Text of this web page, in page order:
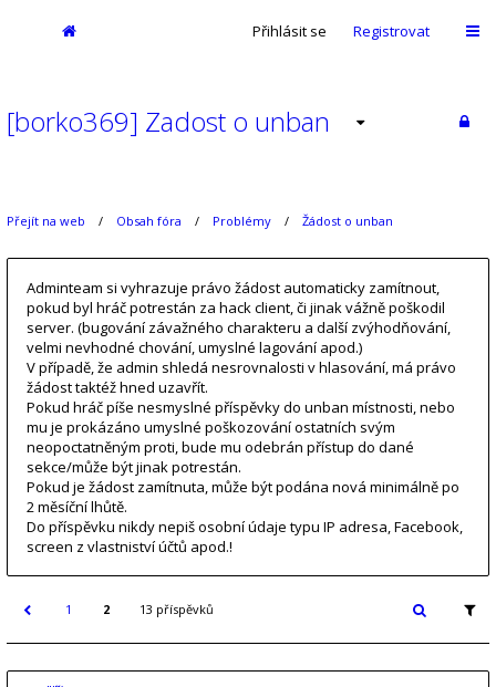
Přihlásit se Registrovat
[borko369] Zadost o unban
Přejít na web Obsah fóra Problémy Žádost o unban
Adminteam si vyhrazuje právo žádost automaticky zamítnout,
pokud byl hráč potrestán za hack client, či jinak vážně poškodil
server. (bugování závažného charakteru a další zvýhodňování,
velmi nevhodné chování, umyslné lagování apod.)
V případě, že admin shledá nesrovnalosti v hlasování, má právo
žádost taktéž hned uzavřít.
Pokud hráč píše nesmyslné příspěvky do unban místnosti, nebo
mu je prokázáno umyslné poškozování ostatních svým
neopoctatněným proti, bude mu odebrán přístup do dané
sekce/může být jinak potrestán.
Pokud je žádost zamítnuta, může být podána nová minimálně po
2 měsíční lhůtě.
Do příspěvku nikdy nepiš osobní údaje typu IP adresa, Facebook,
screen z vlastniství účtů apod.!
1 2 13 příspěvků